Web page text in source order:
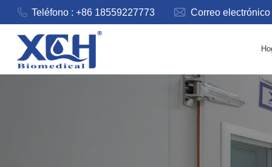
Teléfono : +86 18559227773 Correo